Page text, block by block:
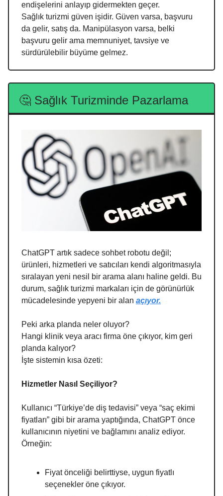
endişelerini anlayıp gidermekten geçer.
Sağlık turizmi güven işidir. Güven varsa, başvuru
da gelir, satış da. Manipülasyon varsa, belki
başvuru gelir ama memnuniyet, tavsiye ve
sürdürülebilir büyüme gelmez.
🤔 Sağlık Turizminde Pazarlama
ChatGPT artık sadece sohbet robotu değil;
ürünleri, hizmetleri ve satıcıları kendi algoritmasıyla
sıralayan yeni nesil bir arama alanı haline geldi. Bu
durum, sağlık turizmi markaları için de görünürlük
mücadelesinde yepyeni bir alan açıyor.
Peki arka planda neler oluyor?
Hangi klinik veya aracı firma öne çıkıyor, kim geri
planda kalıyor?
İşte sistemin kısa özeti:
Hizmetler Nasıl Seçiliyor?
Kullanıcı “Türkiye’de diş tedavisi” veya “saç ekimi
fiyatları” gibi bir arama yaptığında, ChatGPT önce
kullanıcının niyetini ve bağlamını analiz ediyor.
Örneğin:
Fiyat önceliği belirttiyse, uygun fiyatlı
seçenekler öne çıkıyor.